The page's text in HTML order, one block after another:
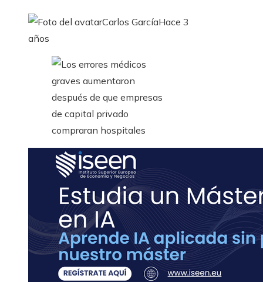
Carlos GarcíaHace 3
años